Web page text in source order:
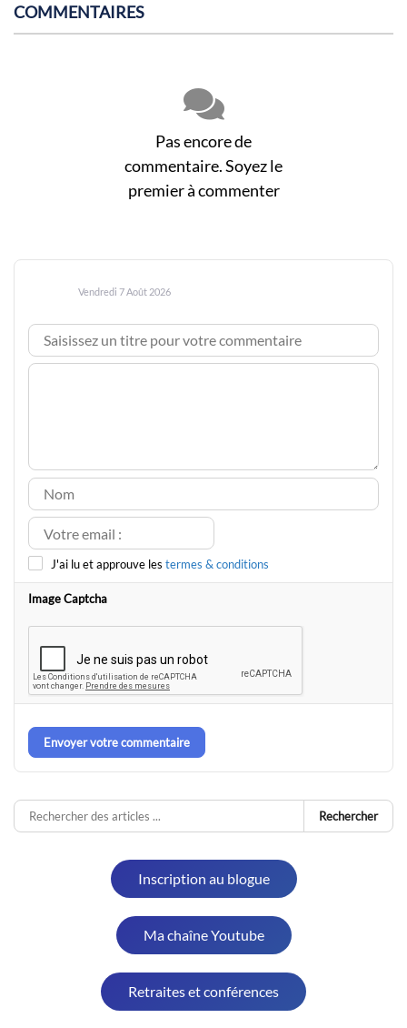
COMMENTAIRES
Pas encore de
commentaire. Soyez le
premier à commenter
Vendredi 7 Août 2026
J'ai lu et approuve les termes & conditions
Image Captcha
Envoyer votre commentaire
Rechercher
Inscription au blogue
Ma chaîne Youtube
Retraites et conférences